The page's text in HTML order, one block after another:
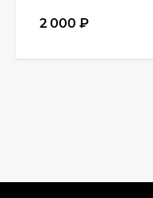
2 000 ₽